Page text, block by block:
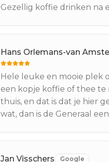
Gezellig koffie drinken na
Hans Orlemans-van
Hele leuke en mooie plek
een kopje koffie of thee te
thuis, en dat is dat je hier
wat, dan is de Generaal
Jan Visschers Google